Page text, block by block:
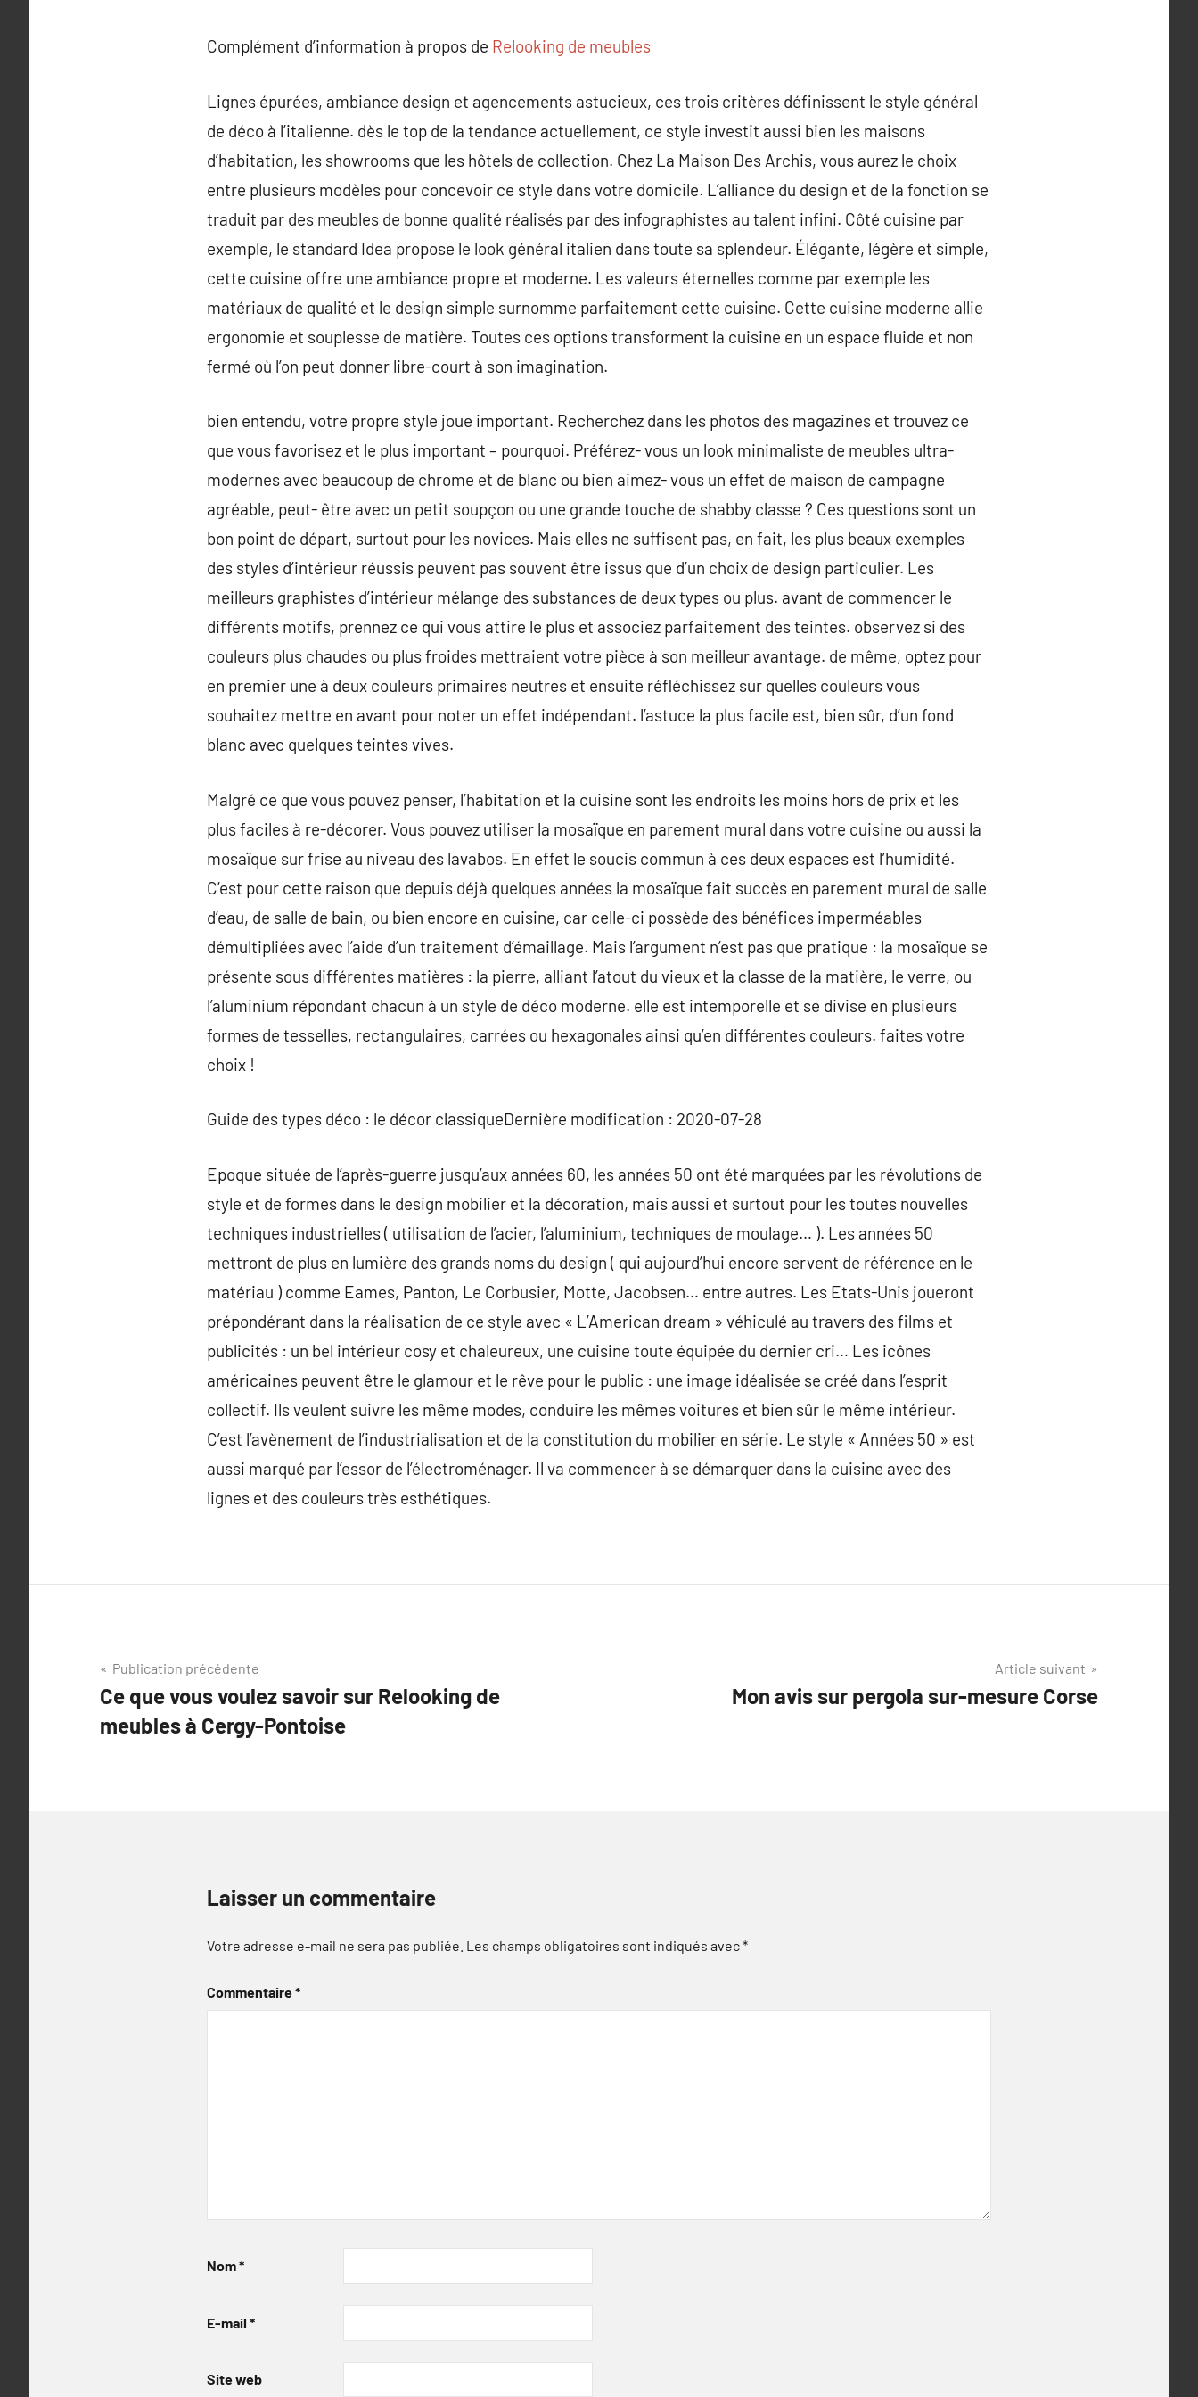
Complément d’information à propos de Relooking de meubles
Lignes épurées, ambiance design et agencements astucieux, ces trois critères définissent le style général
de déco à l’italienne. dès le top de la tendance actuellement, ce style investit aussi bien les maisons
d’habitation, les showrooms que les hôtels de collection. Chez La Maison Des Archis, vous aurez le choix
entre plusieurs modèles pour concevoir ce style dans votre domicile. L’alliance du design et de la fonction se
traduit par des meubles de bonne qualité réalisés par des infographistes au talent infini. Côté cuisine par
exemple, le standard Idea propose le look général italien dans toute sa splendeur. Élégante, légère et simple,
cette cuisine offre une ambiance propre et moderne. Les valeurs éternelles comme par exemple les
matériaux de qualité et le design simple surnomme parfaitement cette cuisine. Cette cuisine moderne allie
ergonomie et souplesse de matière. Toutes ces options transforment la cuisine en un espace fluide et non
fermé où l’on peut donner libre-court à son imagination.
bien entendu, votre propre style joue important. Recherchez dans les photos des magazines et trouvez ce
que vous favorisez et le plus important – pourquoi. Préférez- vous un look minimaliste de meubles ultra-
modernes avec beaucoup de chrome et de blanc ou bien aimez- vous un effet de maison de campagne
agréable, peut- être avec un petit soupçon ou une grande touche de shabby classe ? Ces questions sont un
bon point de départ, surtout pour les novices. Mais elles ne suffisent pas, en fait, les plus beaux exemples
des styles d’intérieur réussis peuvent pas souvent être issus que d’un choix de design particulier. Les
meilleurs graphistes d’intérieur mélange des substances de deux types ou plus. avant de commencer le
différents motifs, prennez ce qui vous attire le plus et associez parfaitement des teintes. observez si des
couleurs plus chaudes ou plus froides mettraient votre pièce à son meilleur avantage. de même, optez pour
en premier une à deux couleurs primaires neutres et ensuite réfléchissez sur quelles couleurs vous
souhaitez mettre en avant pour noter un effet indépendant. l’astuce la plus facile est, bien sûr, d’un fond
blanc avec quelques teintes vives.
Malgré ce que vous pouvez penser, l’habitation et la cuisine sont les endroits les moins hors de prix et les
plus faciles à re-décorer. Vous pouvez utiliser la mosaïque en parement mural dans votre cuisine ou aussi la
mosaïque sur frise au niveau des lavabos. En effet le soucis commun à ces deux espaces est l’humidité.
C’est pour cette raison que depuis déjà quelques années la mosaïque fait succès en parement mural de salle
d’eau, de salle de bain, ou bien encore en cuisine, car celle-ci possède des bénéfices imperméables
démultipliées avec l’aide d’un traitement d’émaillage. Mais l’argument n’est pas que pratique : la mosaïque se
présente sous différentes matières : la pierre, alliant l’atout du vieux et la classe de la matière, le verre, ou
l’aluminium répondant chacun à un style de déco moderne. elle est intemporelle et se divise en plusieurs
formes de tesselles, rectangulaires, carrées ou hexagonales ainsi qu’en différentes couleurs. faites votre
choix !
Guide des types déco : le décor classiqueDernière modification : 2020-07-28
Epoque située de l’après-guerre jusqu’aux années 60, les années 50 ont été marquées par les révolutions de
style et de formes dans le design mobilier et la décoration, mais aussi et surtout pour les toutes nouvelles
techniques industrielles ( utilisation de l’acier, l’aluminium, techniques de moulage… ). Les années 50
mettront de plus en lumière des grands noms du design ( qui aujourd’hui encore servent de référence en le
matériau ) comme Eames, Panton, Le Corbusier, Motte, Jacobsen… entre autres. Les Etats-Unis joueront
prépondérant dans la réalisation de ce style avec « L’American dream » véhiculé au travers des films et
publicités : un bel intérieur cosy et chaleureux, une cuisine toute équipée du dernier cri… Les icônes
américaines peuvent être le glamour et le rêve pour le public : une image idéalisée se créé dans l’esprit
collectif. Ils veulent suivre les même modes, conduire les mêmes voitures et bien sûr le même intérieur.
C’est l’avènement de l’industrialisation et de la constitution du mobilier en série. Le style « Années 50 » est
aussi marqué par l’essor de l’électroménager. Il va commencer à se démarquer dans la cuisine avec des
lignes et des couleurs très esthétiques.
Navigation
de
l’article
Publication précédente
Ce que vous voulez savoir sur Relooking de
meubles à Cergy-Pontoise
Article suivant
Mon avis sur pergola sur-mesure Corse
Laisser un commentaire
Votre adresse e-mail ne sera pas publiée. Les champs obligatoires sont indiqués avec*
Commentaire*
Nom*
E-mail *
Site web